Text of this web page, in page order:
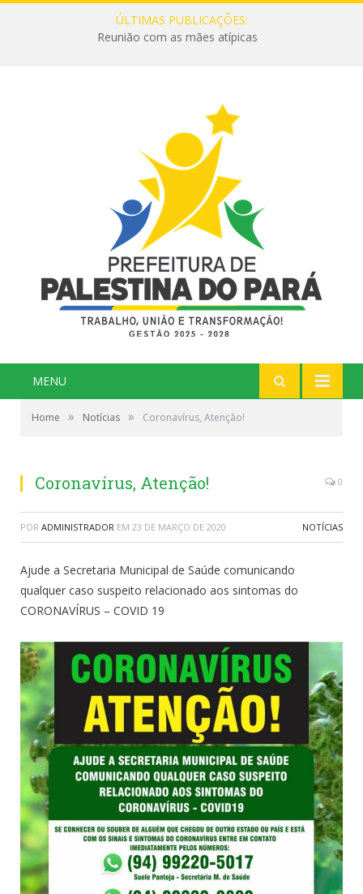
ÚLTIMAS PUBLICAÇÕES:
Reunião com as mães atípicas
MENU
Home » Notícias » Coronavírus, Atenção!
Coronavírus, Atenção! 0
POR ADMINISTRADOR EM 23 DE MARÇO DE 2020 NOTÍCIAS
Ajude a Secretaria Municipal de Saúde comunicando
qualquer caso suspeito relacionado aos sintomas do
CORONAVÍRUS – COVID 19